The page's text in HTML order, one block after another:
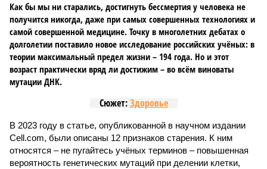
Как бы мы ни старались, достигнуть бессмертия у человека не
получится никогда, даже при самых совершенных технологиях и
самой совершенной медицине. Точку в многолетних дебатах о
долголетии поставило новое исследование российских учёных: в
теории максимальный предел жизни – 194 года. Но и этот
возраст практически вряд ли достижим – во всём виноваты
мутации ДНК.
Сюжет:Здоровье
В 2023 году в статье, опубликованной в научном издании
Cell.com, были описаны 12 признаков старения. К ним
относятся – не пугайтесь учёных терминов – повышенная
вероятность генетических мутаций при делении клетки,